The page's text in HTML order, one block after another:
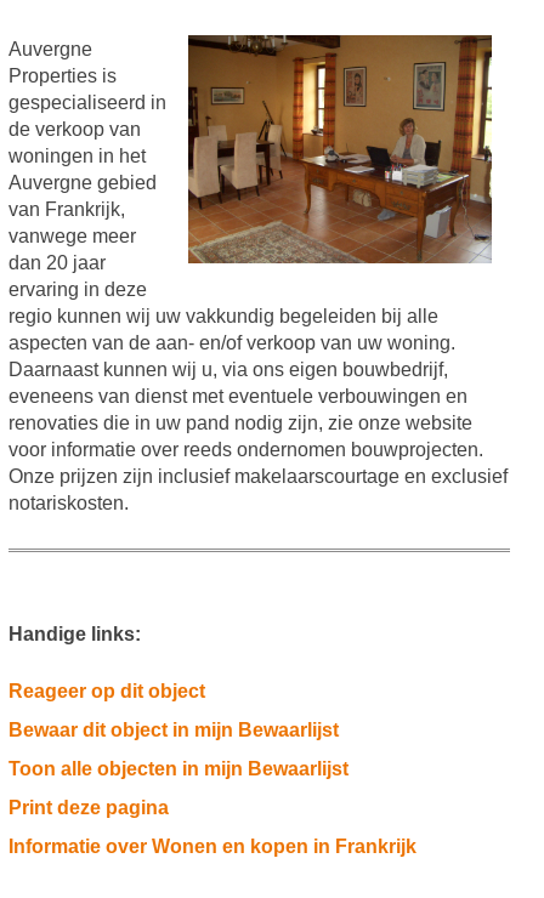
Auvergne
Properties is
gespecialiseerd in
de verkoop van
woningen in het
Auvergne gebied
van Frankrijk,
vanwege meer
dan 20 jaar
ervaring in deze
regio kunnen wij uw vakkundig begeleiden bij alle
aspecten van de aan- en/of verkoop van uw woning.
Daarnaast kunnen wij u, via ons eigen bouwbedrijf,
eveneens van dienst met eventuele verbouwingen en
renovaties die in uw pand nodig zijn, zie onze website
voor informatie over reeds ondernomen bouwprojecten.
Onze prijzen zijn inclusief makelaarscourtage en exclusief
notariskosten.
Handige links:
Reageer op dit object
Bewaar dit object in mijn Bewaarlijst
Toon alle objecten in mijn Bewaarlijst
Print deze pagina
Informatie over Wonen en kopen in Frankrijk